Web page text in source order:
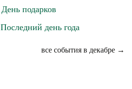
День подарков
Последний день года
все события в декабре →